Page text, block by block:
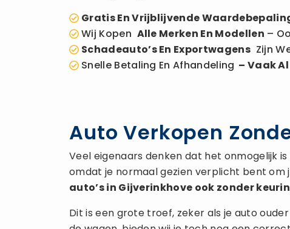
Gratis En Vrijblijvende
Wij Kopen Alle Merken En Modellen –
Schadeauto’s En ExportwagensZijn
Snelle Betaling En Afhandeling – Vaak
Auto Verkopen
Veel eigenaars denken dat het onmogelijk
omdat je normaal gezien verplicht bent om
auto’s in Gijverinkhove ook zonder
Dit is een grote troef, zeker als je auto